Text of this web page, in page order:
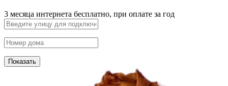
3 месяца интернета бесплатно, при оплате за год
Показать